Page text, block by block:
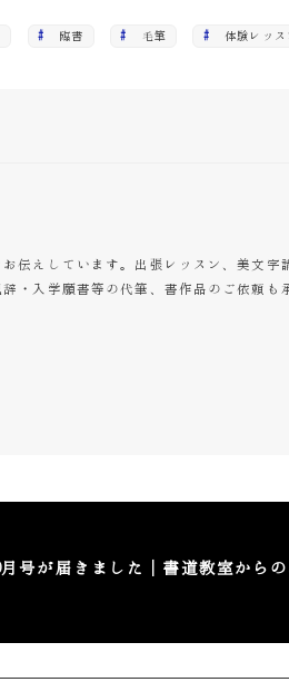
臨書 毛筆 体験レッス
伝えしています。出張レッスン、美文字
・入学願書等の代筆、書作品のご依頼も
月号が届きました｜書道教室から